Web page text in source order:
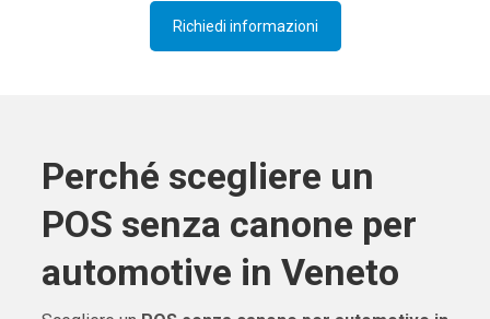
Richiedi informazioni
Perché scegliere un
POS senza canone per
automotive in Veneto